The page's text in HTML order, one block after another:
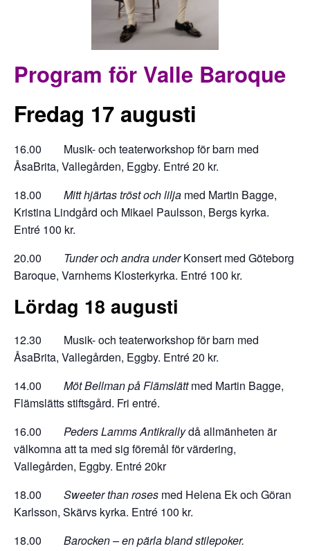
Program för Valle Baroque
Fredag 17 augusti
16.00 Musik- och teaterworkshop för barn med
ÅsaBrita, Vallegården, Eggby. Entré 20 kr.
18.00 Mitt hjärtas tröst och lilja med Martin Bagge,
Kristina Lindgård och Mikael Paulsson, Bergs kyrka.
Entré 100 kr.
20.00 Tunder och andra underKonsert med Göteborg
Baroque, Varnhems Klosterkyrka. Entré 100 kr.
Lördag 18 augusti
12.30 Musik- och teaterworkshop för barn med
ÅsaBrita, Vallegården, Eggby. Entré 20 kr.
14.00 Möt Bellman på Flämslättmed Martin Bagge,
Flämslätts stiftsgård. Fri entré.
16.00 Peders Lamms Antikrallydå allmänheten är
välkomna att ta med sig föremål för värdering,
Vallegården, Eggby. Entré 20kr
18.00 Sweeter than roses med Helena Ek och Göran
Karlsson, Skärvs kyrka. Entré 100 kr.
18.00 Barocken – en pärla bland stilepoker.